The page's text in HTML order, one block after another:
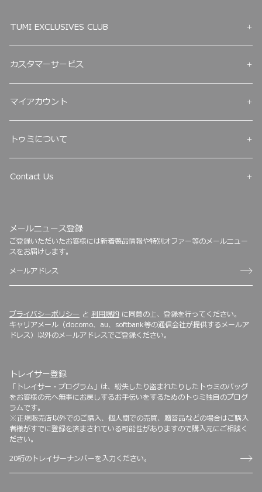
TUMI EXCLUSIVES CLUB
カスタマーサービス
マイアカウント
トゥミについて
Contact Us
メールニュース登録
ご登録いただいたお客様には新着製品情報や特別オファー等のメールニュー
スをお届けします。
プライバシーポリシー と 利用規約 に同意の上、登録を行ってください。
キャリアメール（docomo、au、softbank等の通信会社が提供するメールア
ドレス）以外のメールアドレスでご登録ください。
トレイサー登録
「トレイサー・プログラム」は、紛失したり盗まれたりしたトゥミのバッグ
をお客様の元へ無事にお戻しするお手伝いをするためのトゥミ独自のプログ
ラムです。
※正規販売店以外でのご購入、個人間での売買、贈答品などの場合はご購入
者様がすでに登録を済まされている可能性がありますので購入元にご相談く
ださい。